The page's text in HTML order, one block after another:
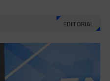
EDITORIAL